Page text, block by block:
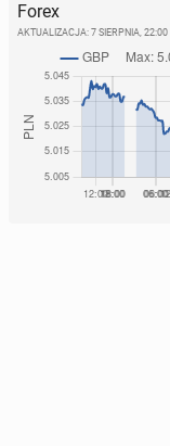
Forex
AKTUALIZACJA: 7 SIERPNIA, 22:00